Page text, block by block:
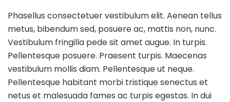
Phasellus consectetuer vestibulum elit. Aenean tellus
metus, bibendum sed, posuere ac, mattis non, nunc.
Vestibulum fringilla pede sit amet augue. In turpis.
Pellentesque posuere. Praesent turpis. Maecenas
vestibulum mollis diam. Pellentesque ut neque.
Pellentesque habitant morbi tristique senectus et
netus et malesuada fames ac turpis egestas. In dui